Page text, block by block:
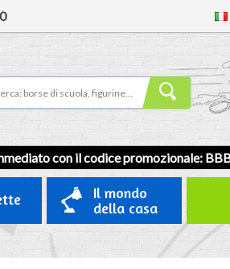
con il codice promozionale:
Il mondo
della casa